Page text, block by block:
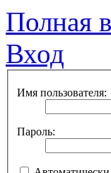
Полная
Вход
Имя пользователя:
Пароль: